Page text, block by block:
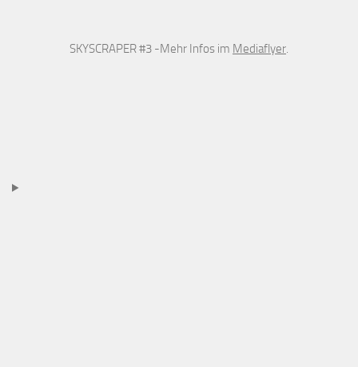
SKYSCRAPER #3 -Mehr Infos im Mediaflyer.